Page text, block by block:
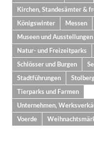
Kirchen, Standesämter &
Königswinter
Messen
Museen und Ausstellungen
Natur- und Freizeitparks
Schlösser und Burgen
Stadtführungen
Tierparks und Farmen
Unternehmen,
Voerde